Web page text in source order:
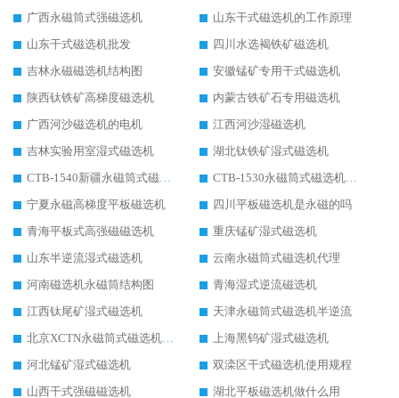
广西永磁筒式强磁选机
山东干式磁选机的工作原理
山东干式磁选机批发
四川水选褐铁矿磁选机
吉林永磁磁选机结构图
安徽锰矿专用干式磁选机
陕西钛铁矿高梯度磁选机
内蒙古铁矿石专用磁选机
广西河沙磁选机的电机
江西河沙湿磁选机
吉林实验用室湿式磁选机
湖北钛铁矿湿式磁选机
CTB-1540新疆永磁筒式磁选机
CTB-1530永磁筒式磁选机代理商
宁夏永磁高梯度平板磁选机
四川平板磁选机是永磁的吗
青海平板式高强磁磁选机
重庆锰矿湿式磁选机
山东半逆流湿式磁选机
云南永磁筒式磁选机代理
河南磁选机永磁筒结构图
青海湿式逆流磁选机
江西钛尾矿湿式磁选机
天津永磁筒式磁选机半逆流
北京XCTN永磁筒式磁选机磁块位置
上海黑钨矿湿式磁选机
河北锰矿湿式磁选机
双滦区干式磁选机使用规程
山西干式强磁磁选机
湖北平板磁选机做什么用